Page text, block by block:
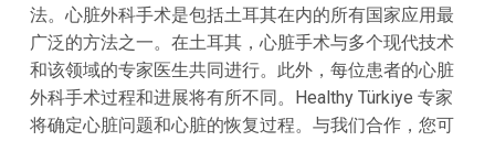
法。心脏外科手术是包括土耳其在内的所有国家应用最
广泛的方法之一。在土耳其，心脏手术与多个现代技术
和该领域的专家医生共同进行。此外，每位患者的心脏
外科手术过程和进展将有所不同。Healthy Türkiye 专家
将确定心脏问题和心脏的恢复过程。与我们合作，您可